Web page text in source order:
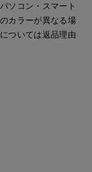
ソコン・スマート
カラーが異なる場
ついては返品理由